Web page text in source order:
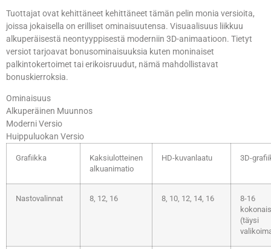
Tuottajat ovat kehittäneet kehittäneet tämän pelin monia versioita,
joissa jokaisella on erilliset ominaisuutensa. Visuaalisuus liikkuu
alkuperäisestä neontyyppisestä moderniin 3D-animaatioon. Tietyt
versiot tarjoavat bonusominaisuuksia kuten moninaiset
palkintokertoimet tai erikoisruudut, nämä mahdollistavat
bonuskierroksia.
Ominaisuus
Alkuperäinen Muunnos
Moderni Versio
Huippuluokan Versio
Grafiikka
Kaksiulotteinen
alkuanimatio
HD-kuvanlaatu 3D-
Nastovalinnat 8, 12, 16 8, 10, 12, 14, 16
8-16
(täysi